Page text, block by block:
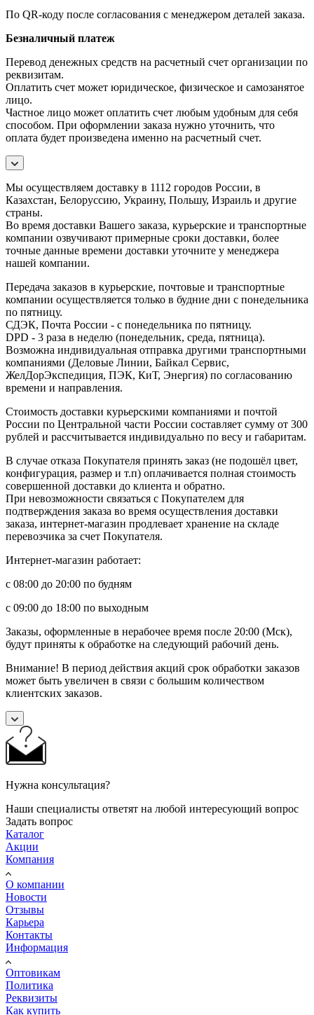
По QR-коду после согласования с менеджером деталей заказа.
Безналичный платеж
Перевод денежных средств на расчетный счет организации по
реквизитам.
Оплатить счет может юридическое, физическое и самозанятое
лицо.
Частное лицо может оплатить счет любым удобным для себя
способом. При оформлении заказа нужно уточнить, что
оплата будет произведена именно на расчетный счет.
Мы осуществляем доставку в 1112 городов России, в
Казахстан, Белоруссию, Украину, Польшу, Израиль и другие
страны.
Во время доставки Вашего заказа, курьерские и транспортные
компании озвучивают примерные сроки доставки, более
точные данные времени доставки уточните у менеджера
нашей компании.
Передача заказов в курьерские, почтовые и транспортные
компании осуществляется только в будние дни с понедельника
по пятницу.
СДЭК, Почта России - с понедельника по пятницу.
DPD - 3 раза в неделю (понедельник, среда, пятница).
Возможна индивидуальная отправка другими транспортными
компаниями (Деловые Линии, Байкал Сервис,
ЖелДорЭкспедиция, ПЭК, КиТ, Энергия) по согласованию
времени и направления.
Стоимость доставки курьерскими компаниями и почтой
России по Центральной части России составляет сумму от 300
рублей и рассчитывается индивидуально по весу и габаритам.
В случае отказа Покупателя принять заказ (не подошёл цвет,
конфигурация, размер и т.п) оплачивается полная стоимость
совершенной доставки до клиента и обратно.
При невозможности связаться с Покупателем для
подтверждения заказа во время осуществления доставки
заказа, интернет-магазин продлевает хранение на складе
перевозчика за счет Покупателя.
Интернет-магазин работает:
с 08:00 до 20:00 по будням
с 09:00 до 18:00 по выходным
Заказы, оформленные в нерабочее время после 20:00 (Мск),
будут приняты к обработке на следующий рабочий день.
Внимание! В период действия акций срок обработки заказов
может быть увеличен в связи с большим количеством
клиентских заказов.
Нужна консультация?
Наши специалисты ответят на любой интересующий вопрос
Задать вопрос
Каталог
Акции
Компания
О компании
Новости
Отзывы
Карьера
Контакты
Информация
Оптовикам
Политика
Реквизиты
Как купить